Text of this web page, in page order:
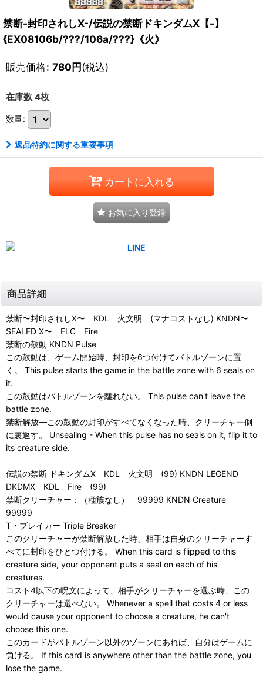
禁断-封印されしX-/伝説の禁断ドキンダムX【-】
{EX08106b/???/106a/???}《火》
販売価格: 780円(税込)
在庫数 4枚
数量:
返品特約に関する重要事項
カートに入れる
お気に入り登録
商品詳細
禁断〜封印されしX〜 KDL 火文明 (マナコストなし) KNDN〜
SEALED X〜 FLC Fire
禁断の鼓動 KNDN Pulse
この鼓動は、ゲーム開始時、封印を6つ付けてバトルゾーンに置
く。 This pulse starts the game in the battle zone with 6 seals on
it.
この鼓動はバトルゾーンを離れない。 This pulse can't leave the
battle zone.
禁断解放―この鼓動の封印がすべてなくなった時、クリーチャー側
に裏返す。 Unsealing - When this pulse has no seals on it, flip it to
its creature side.
伝説の禁断 ドキンダムX KDL 火文明 (99) KNDN LEGEND
DKDMX KDL Fire (99)
禁断クリーチャー：（種族なし） 99999 KNDN Creature
99999
T・ブレイカー Triple Breaker
このクリーチャーが禁断解放した時、相手は自身のクリーチャーす
べてに封印をひとつ付ける。 When this card is flipped to this
creature side, your opponent puts a seal on each of his
creatures.
コスト4以下の呪文によって、相手がクリーチャーを選ぶ時、この
クリーチャーは選べない。 Whenever a spell that costs 4 or less
would cause your opponent to choose a creature, he can't
choose this one.
このカードがバトルゾーン以外のゾーンにあれば、自分はゲームに
負ける。 If this card is anywhere other than the battle zone, you
lose the game.